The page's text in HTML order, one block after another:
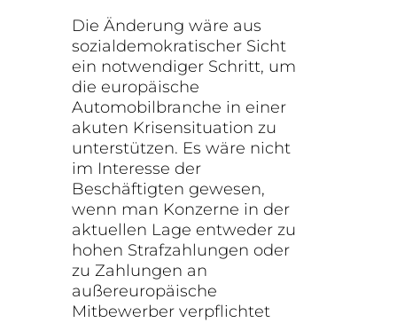
Die Änderung wäre aus
sozialdemokratischer Sicht
ein notwendiger Schritt, um
die europäische
Automobilbranche in einer
akuten Krisensituation zu
unterstützen. Es wäre nicht
im Interesse der
Beschäftigten gewesen,
wenn man Konzerne in der
aktuellen Lage entweder zu
hohen Strafzahlungen oder
zu Zahlungen an
außereuropäische
Mitbewerber verpflichtet